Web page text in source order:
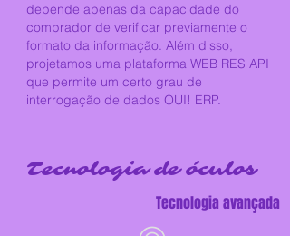
depende apenas da capacidade do
comprador de verificar previamente o
formato da informação. Além disso,
projetamos uma plataforma WEB RES API
que permite um certo grau de
interrogação de dados OUI! ERP.
Tecnologia de óculos
Tecnologia avançada